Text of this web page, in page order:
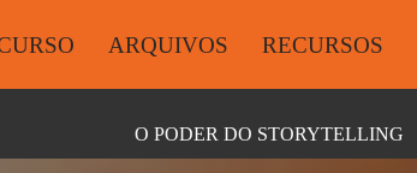
ARQUIVOS RECURSOS
O PODER DO STORYTELLING